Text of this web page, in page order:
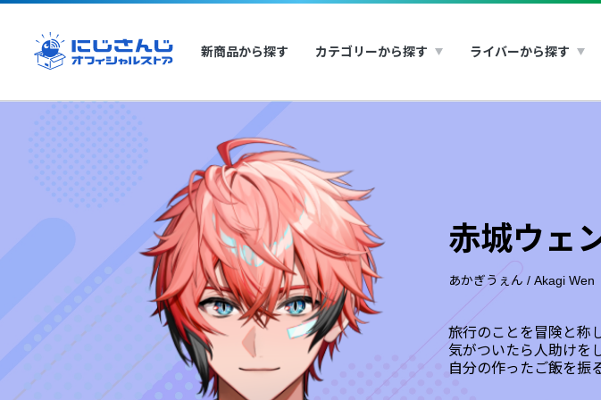
新商品から探す カテゴリーから探す ライバーから探す
赤城ウェ
あかぎうぇん / Akagi Wen
旅行のことを冒険と称
気がついたら人助けを
自分の作ったご飯を振